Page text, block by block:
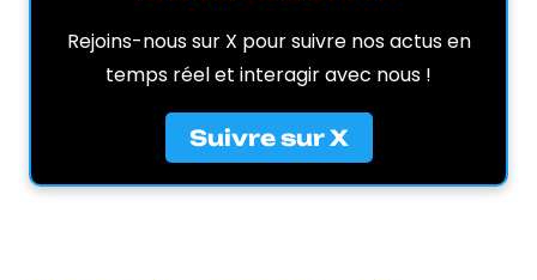
Rejoins-nous sur X pour suivre nos actus en
temps réel et interagir avec nous !
Suivre sur X